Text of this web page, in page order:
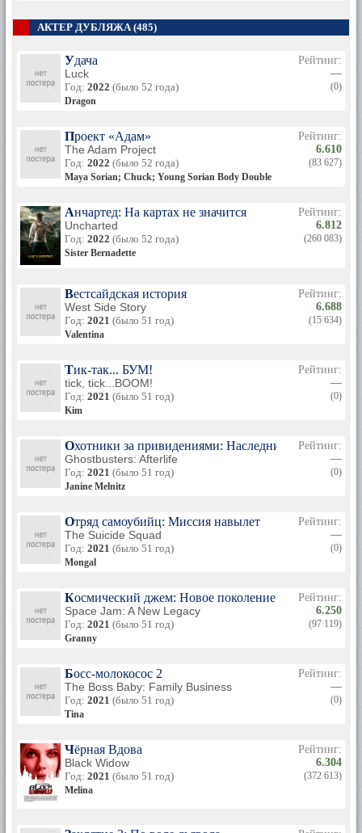
АКТЕР ДУБЛЯЖА (485)
Удача
Luck
Год: 2022 (было 52 года)
Dragon
Рейтинг:
—
(0)
Проект «Адам»
The Adam Project
Год: 2022 (было 52 года)
Maya Sorian; Chuck; Young Sorian Body Double
Рейтинг:
6.610
(83 627)
Анчартед: На картах не значится
Uncharted
Год: 2022 (было 52 года)
Sister Bernadette
Рейтинг:
6.812
(260 083)
Вестсайдская история
West Side Story
Год: 2021 (было 51 год)
Valentina
Рейтинг:
6.688
(15 634)
Тик-так... БУМ!
tick, tick...BOOM!
Год: 2021 (было 51 год)
Kim
Рейтинг:
—
(0)
Охотники за привидениями: Наследники
Ghostbusters: Afterlife
Год: 2021 (было 51 год)
Janine Melnitz
Рейтинг:
—
(0)
Отряд самоубийц: Миссия навылет
The Suicide Squad
Год: 2021 (было 51 год)
Mongal
Рейтинг:
—
(0)
Космический джем: Новое поколение
Space Jam: A New Legacy
Год: 2021 (было 51 год)
Granny
Рейтинг:
6.250
(97 119)
Босс-молокосос 2
The Boss Baby: Family Business
Год: 2021 (было 51 год)
Tina
Рейтинг:
—
(0)
Чёрная Вдова
Black Widow
Год: 2021 (было 51 год)
Melina
Рейтинг:
6.304
(372 613)